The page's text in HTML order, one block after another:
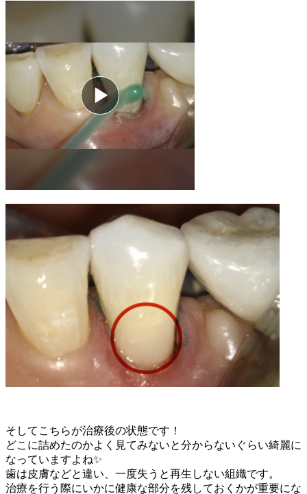
そしてこちらが治療後の状態です！
どこに詰めたのかよく見てみないと分からないぐらい綺麗に
なっていますよね✨
歯は皮膚などと違い、一度失うと再生しない組織です。
治療を行う際にいかに健康な部分を残しておくかが重要にな